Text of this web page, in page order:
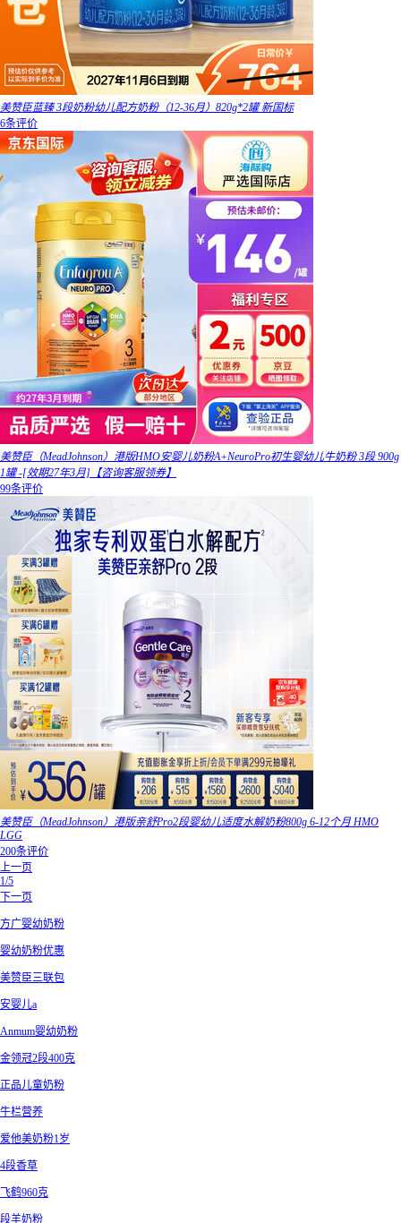
美赞臣蓝臻 3段奶粉幼儿配方奶粉（12-36月）820g*2罐 新国标
6条评价
美赞臣（MeadJohnson）港版HMO安婴儿奶粉A+NeuroPro初生婴幼儿牛奶粉 3段 900g
1罐 -[效期27年3月]【咨询客服领券】
99条评价
美赞臣（MeadJohnson）港版亲舒Pro2段婴幼儿适度水解奶粉800g 6-12个月 HMO
LGG
200条评价
上一页
1/5
下一页
方广婴幼奶粉
婴幼奶粉优惠
美赞臣三联包
安婴儿a
Anmum婴幼奶粉
金领冠2段400克
正品儿童奶粉
牛栏营养
爱他美奶粉1岁
4段香草
飞鹤960克
段羊奶粉